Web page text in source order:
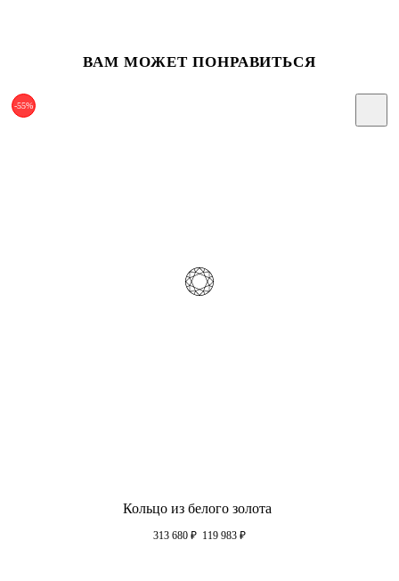
ВАМ МОЖЕТ ПОНРАВИТЬСЯ
-55%
Кольцо из белого золота
313 680 ₽ 119 983 ₽